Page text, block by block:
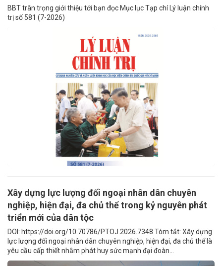
BBT trân trọng giới thiệu tới bạn đọc Mục lục Tạp chí Lý luận chính
trị số 581 (7-2026)
Xây dựng lực lượng đối ngoại nhân dân chuyên
nghiệp, hiện đại, đa chủ thể trong kỷ nguyên phát
triển mới của dân tộc
DOI: https://doi.org/10.70786/PTOJ.2026.7348 Tóm tắt: Xây dựng
lực lượng đối ngoại nhân dân chuyên nghiệp, hiện đại, đa chủ thể là
yêu cầu cấp thiết nhằm phát huy sức mạnh đại đoàn...